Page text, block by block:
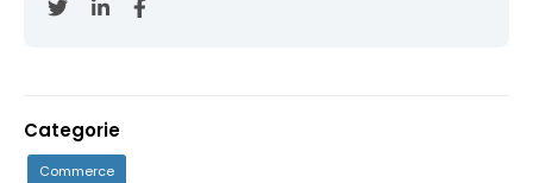
Categorie
Commerce